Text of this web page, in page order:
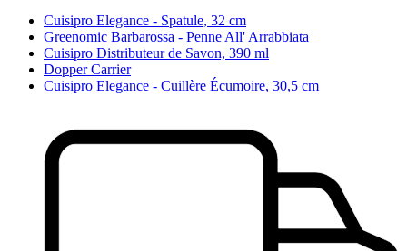
Cuisipro Elegance - Spatule, 32 cm
Greenomic Barbarossa - Penne All' Arrabbiata
Cuisipro Distributeur de Savon, 390 ml
Dopper Carrier
Cuisipro Elegance - Cuillère Écumoire, 30,5 cm